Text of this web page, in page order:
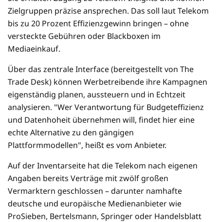
Zielgruppen präzise ansprechen. Das soll laut Telekom
bis zu 20 Prozent Effizienzgewinn bringen – ohne
versteckte Gebühren oder Blackboxen im
Mediaeinkauf.
Über das zentrale Interface (bereitgestellt von The
Trade Desk) können Werbetreibende ihre Kampagnen
eigenständig planen, aussteuern und in Echtzeit
analysieren. "Wer Verantwortung für Budgeteffizienz
und Datenhoheit übernehmen will, findet hier eine
echte Alternative zu den gängigen
Plattformmodellen", heißt es vom Anbieter.
Auf der Inventarseite hat die Telekom nach eigenen
Angaben bereits Verträge mit zwölf großen
Vermarktern geschlossen – darunter namhafte
deutsche und europäische Medienanbieter wie
ProSieben, Bertelsmann, Springer oder Handelsblatt